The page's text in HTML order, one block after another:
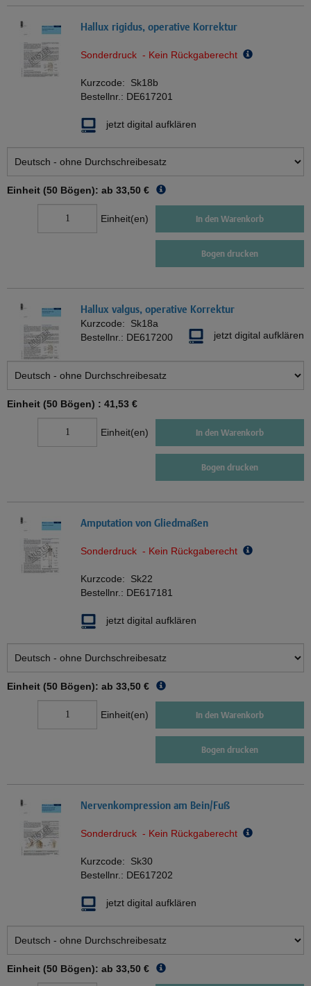
Hallux rigidus, operative Korrektur
Sonderdruck - Kein Rückgaberecht
Kurzcode: Sk18b
Bestellnr.: DE617201
jetzt digital aufklären
Einheit (50 Bögen): ab 33,50 €
Einheit(en) In den Warenkorb
Bogen drucken
Hallux valgus, operative Korrektur
Kurzcode: Sk18a
Bestellnr.: DE617200 jetzt digital aufklären
Einheit (50 Bögen) : 41,53 €
Einheit(en) In den Warenkorb
Bogen drucken
Amputation von Gliedmaßen
Sonderdruck - Kein Rückgaberecht
Kurzcode: Sk22
Bestellnr.: DE617181
jetzt digital aufklären
Einheit (50 Bögen): ab 33,50 €
Einheit(en) In den Warenkorb
Bogen drucken
Nervenkompression am Bein/Fuß
Sonderdruck - Kein Rückgaberecht
Kurzcode: Sk30
Bestellnr.: DE617202
jetzt digital aufklären
Einheit (50 Bögen): ab 33,50 €